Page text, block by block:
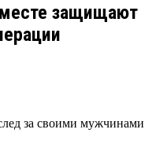
защищают
за своими мужчинами